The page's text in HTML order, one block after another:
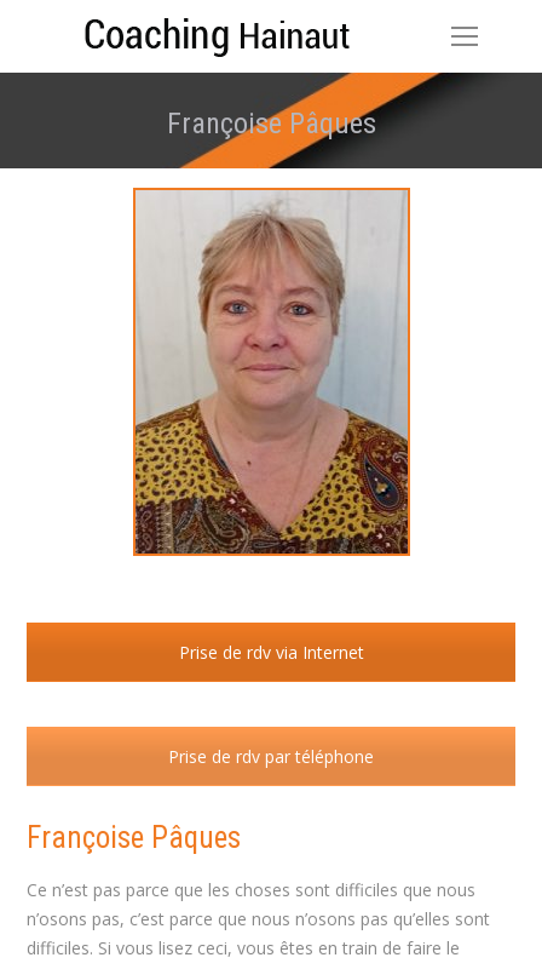
Françoise Pâques
Vous êtes ici :
Prise de rdv via Internet
Prise de rdv par téléphone
Françoise Pâques
Ce n’est pas parce que les choses sont difficiles que nous
n’osons pas, c’est parce que nous n’osons pas qu’elles sont
difficiles. Si vous lisez ceci, vous êtes en train de faire le